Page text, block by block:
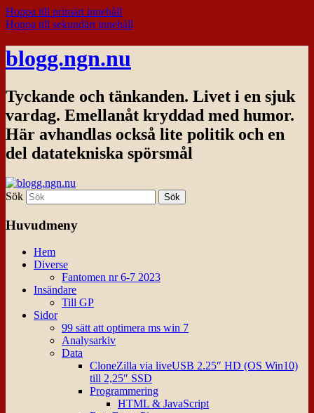
Hoppa till primärt innehåll
Hoppa till sekundärt innehåll
blogg.ngn.nu
Tyckande och tänkanden. Livet i en sjuk
vardag. Emellanåt kryddad med humor.
Här avhandlas också lite politik och en
del datatekniska spörsmål
Sök
Huvudmeny
Hem
Diverse
Fantomen nr 6-7 2023
Insändare
Till GP
Sidor
99 sätt att optimera ms win 7
Analysarkiv
Data
CloneZilla via liveUSB 2.25″ HD (OS Win10)
till 2,25″ SSD
Programmering
HTML & JavaScript